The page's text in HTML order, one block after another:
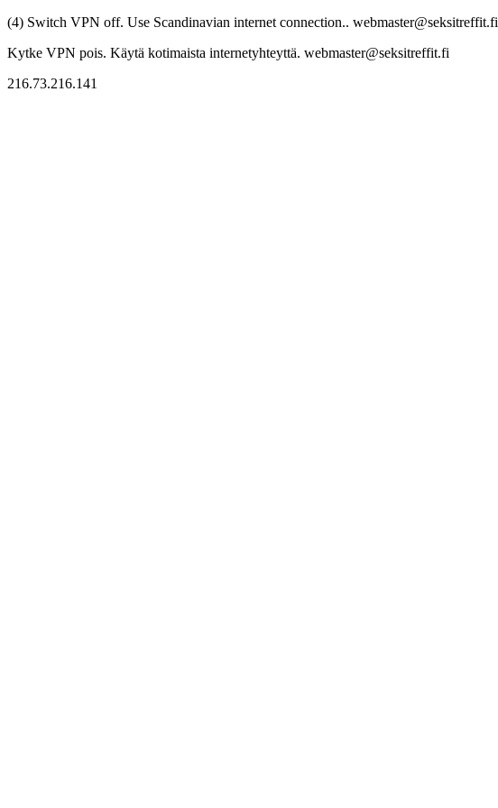
(4) Switch VPN off. Use Scandinavian internet connection.. webmaster@seksitreffit.fi
Kytke VPN pois. Käytä kotimaista internetyhteyttä. webmaster@seksitreffit.fi
216.73.216.141